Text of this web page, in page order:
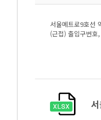
서울메트로9호선
(근접) 출입구번